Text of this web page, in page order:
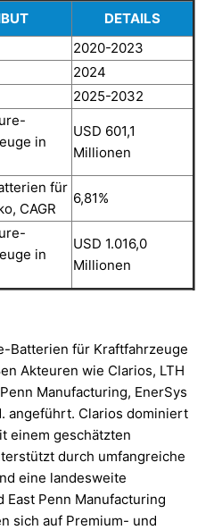
DETAILS
2020-2023
2024
2025-2032
in
USD 601,1
Millionen
für
CAGR
6,81%
in
USD 1.016,0
Millionen
Batterien für Kraftfahrzeuge
Akteuren wie Clarios, LTH
Manufacturing, EnerSys
angeführt. Clarios dominiert
einem geschätzten
durch umfangreiche
eine landesweite
East Penn Manufacturing
sich auf Premium- und